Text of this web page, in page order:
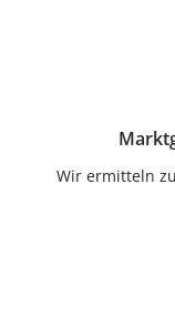
Wir ermitteln